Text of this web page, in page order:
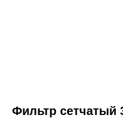
Фильтр сетчатый